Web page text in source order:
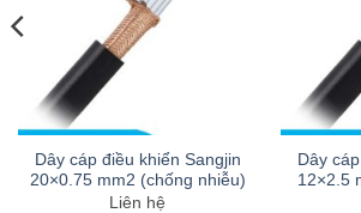
Dây cáp điều khiển Sangjin
20×0.75 mm2 (chống nhiễu)
Liên hệ
Dây
12×2.5